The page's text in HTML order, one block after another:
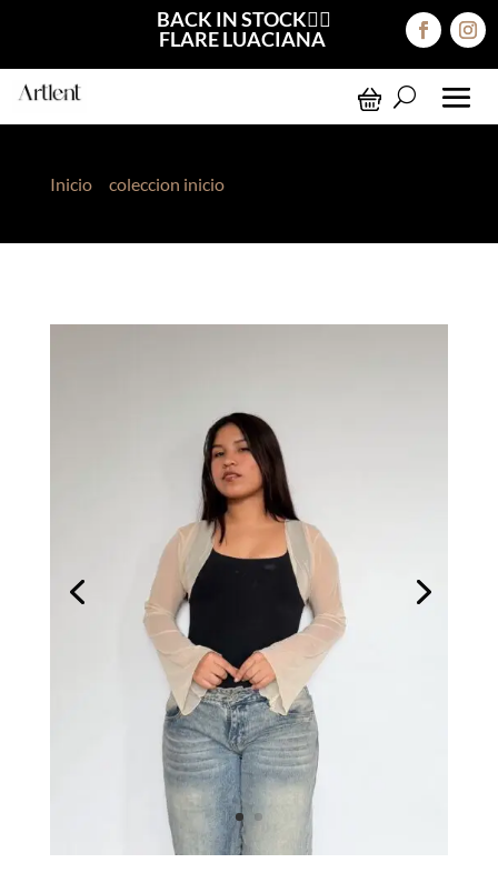
BACK IN STOCK❤️‍🔥
FLARE LUACIANA
Inicio> coleccion inicio> Manguitas Mesh Beige